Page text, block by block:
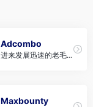
Adcombo
进来发展迅速的老毛子
Maxbounty